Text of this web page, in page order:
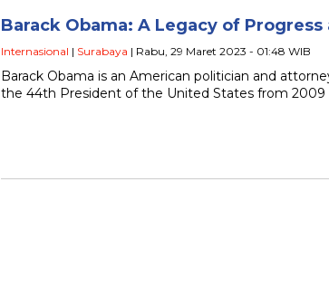
Barack Obama: A Legacy of Progress
Internasional | Surabaya | Rabu, 29 Maret 2023 - 01:48 WIB
Barack Obama is an American politician and
the 44th President of the United States from 2009